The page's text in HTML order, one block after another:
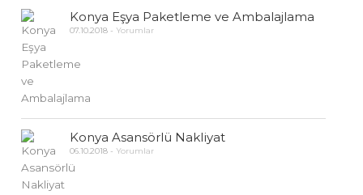
Konya Eşya Paketleme ve Ambalajlama
07.10.2018 - Yorumlar
Konya Asansörlü Nakliyat
06.10.2018 - Yorumlar